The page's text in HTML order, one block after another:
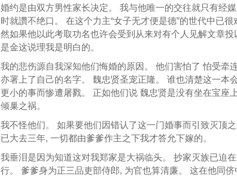
婚约是由双方男性家长决定。 我与他唯一的交往就只有经
时就讚不绝口。 在这个力主“女子无才便是德”的世代中已
然如果他以此考取功名也许会受到从来对有个人见解文章
是金这说理我是明白的。
我的悲伤源自我深知他们悔婚的原因。 他们害怕了 怕受牵
亦署上了自己的名字。 魏忠贤圣宠正隆。 谁也清楚这一本
更小的事而惨遭屠戮。 正如他们说 魏忠贤是没有坐在宝座
倾巢之祸。
我不怪他们。 如果要他们因错认了这一门婚事而引致灭顶
已大去三年, 一切都由爹爹作主之下我才答允下嫁的。
我垂泪是因为知道这对我郑家是大祸临头。 抄家灭族已迫
行。 爹爹身为正三品吏部侍郎, 为官也算清廉。 这在他同